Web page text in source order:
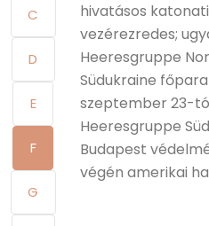
C
D
E
F
G
hivatásos
vezérezredes;
Heeresgruppe
Südukraine
szeptember 23-
Heeresgruppe
Budapest
végén amerikai